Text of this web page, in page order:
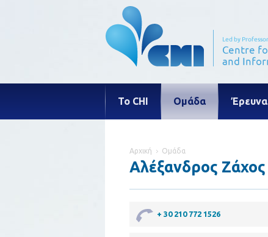
Το CHI Ομάδα Έρευνα
Αρχική Ομάδα
Αλέξανδρος Ζάχος
+ 30 210 772 1526